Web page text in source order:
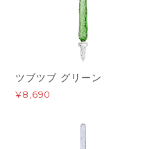
ツブツブ グリーン
¥8,690